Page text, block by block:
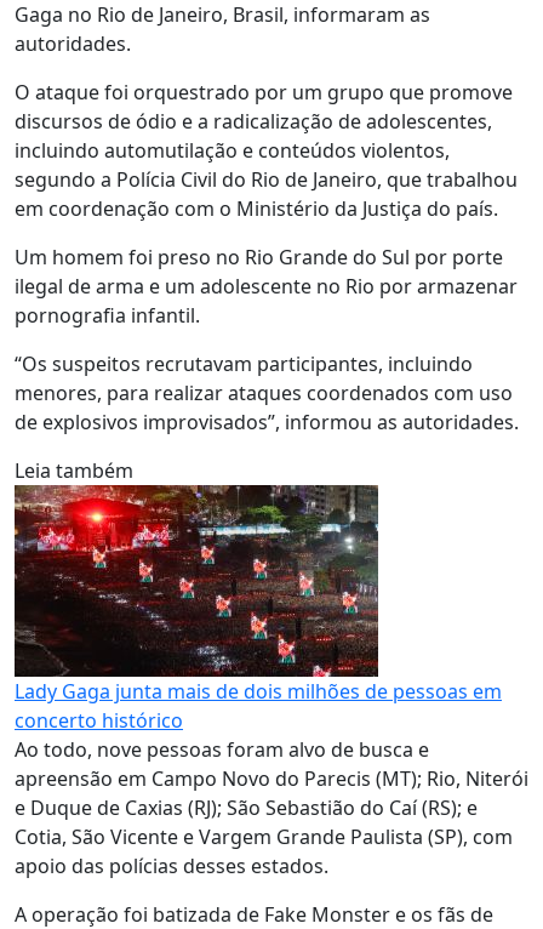
Gaga no Rio de Janeiro, Brasil, informaram as
autoridades.
O ataque foi orquestrado por um grupo que promove
discursos de ódio e a radicalização de adolescentes,
incluindo automutilação e conteúdos violentos,
segundo a Polícia Civil do Rio de Janeiro, que trabalhou
em coordenação com o Ministério da Justiça do país.
Um homem foi preso no Rio Grande do Sul por porte
ilegal de arma e um adolescente no Rio por armazenar
pornografia infantil.
“Os suspeitos recrutavam participantes, incluindo
menores, para realizar ataques coordenados com uso
de explosivos improvisados”, informou as autoridades.
Leia também
Lady Gaga junta mais de dois milhões de pessoas em
concerto histórico
Ao todo, nove pessoas foram alvo de busca e
apreensão em Campo Novo do Parecis (MT); Rio, Niterói
e Duque de Caxias (RJ); São Sebastião do Caí (RS); e
Cotia, São Vicente e Vargem Grande Paulista (SP), com
apoio das polícias desses estados.
A operação foi batizada de Fake Monster e os fãs de